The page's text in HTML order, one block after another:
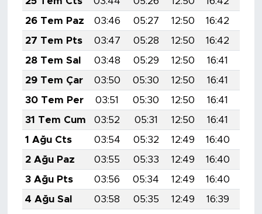
26 Tem Paz
03:46 05:27 12:50 16:42
27 Tem Pts
03:47 05:28 12:50 16:42
28 Tem Sal
03:48 05:29 12:50 16:41
29 Tem Çar
03:50 05:30 12:50 16:41
30 Tem Per
03:51 05:30 12:50 16:41
31 Tem Cum
03:52 05:31 12:50 16:41
1 Ağu Cts
03:54 05:32 12:49 16:40
2 Ağu Paz
03:55 05:33 12:49 16:40
3 Ağu Pts
03:56 05:34 12:49 16:40
4 Ağu Sal
03:58 05:35 12:49 16:39